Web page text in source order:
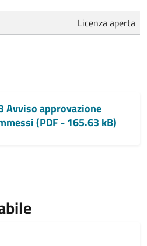
Licenza aperta
Avviso approvazione
(PDF - 165.63 kB)